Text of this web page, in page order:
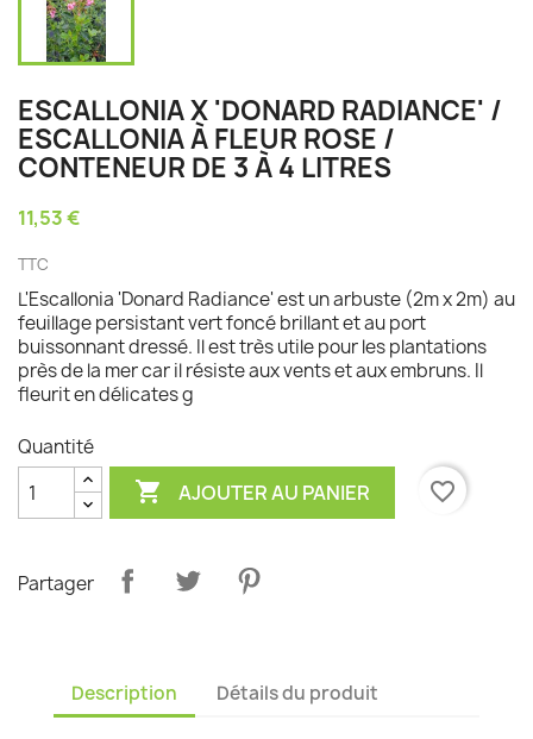
ESCALLONIA X 'DONARD RADIANCE' /
ESCALLONIA À FLEUR ROSE /
CONTENEUR DE 3 À 4 LITRES
11,53 €
TTC
L'Escallonia 'Donard Radiance' est un arbuste (2m x 2m) au
feuillage persistant vert foncé brillant et au port
buissonnant dressé. Il est très utile pour les plantations
près de la mer car il résiste aux vents et aux embruns. Il
fleurit en délicates g
Quantité
 AJOUTER AU PANIER favorite_border
Partager
Description Détails du produit